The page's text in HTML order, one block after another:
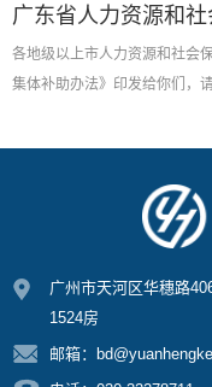
广东省人力资源和
各地级以上市人力资源和社
集体补助办法》印发给你们，
广州市天河区华穗路
1524房
邮箱：